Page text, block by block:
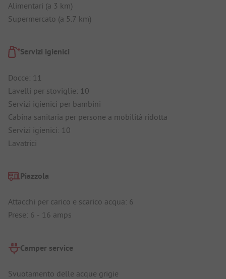
Alimentari (a 3 km)
Supermercato (a 5.7 km)
Servizi igienici
Docce: 11
Lavelli per stoviglie: 10
Servizi igienici per bambini
Cabina sanitaria per persone a mobilità ridotta
Servizi igienici: 10
Lavatrici
Piazzola
Attacchi per carico e scarico acqua: 6
Prese: 6 - 16 amps
Camper service
Svuotamento delle acque grigie